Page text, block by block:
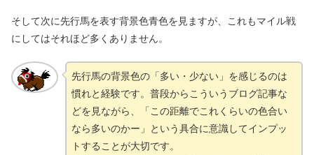
そして次に先行馬を表す背景色青色を見ますが、これもマイル戦
にしてはそれほど多くありません。
先行馬の背景色の「多い・少ない」を感じるのは
慣れと経験です。普段からこういうブログ記事な
どを見ながら、「この距離でこれくらいの色合い
なら多いのかー」という具合に意識してインプッ
トすることが大切です。